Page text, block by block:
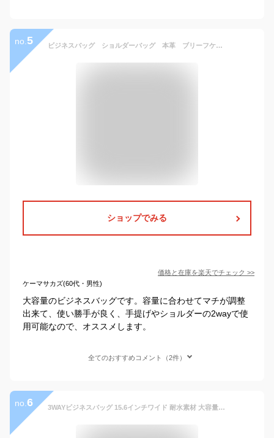
no. 5 ビジネスバッグ ショルダーバッグ 本革 ブリーフケース 大容量 ビジネスバッグメンズ 送料無料【ビジネスバッグ出張】【あす楽】 10P05Nov16
ショップでみる
価格と在庫を楽天でチェック >>
ケーマサカズ(60代・男性)
大容量のビジネスバッグです。容量に合わせてマチが調整
出来て、使い勝手が良く、手提げやショルダーの2wayで使
用可能なので、オススメします。
全てのおすすめコメント（2件）
no. 6 3WAYビジネスバッグ 15.6インチワイド 耐水素材 大容量31.8リットル A4書類収納 2〜3日出張対応 自転車通勤に最適 リュック パソコンバッグ メンズ PCバッグ マルチビジネスバッグ 人気 仕事用 ブリーフケース